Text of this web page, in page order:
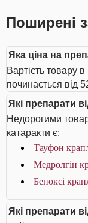
Поширені
Яка ціна на
Вартість товару
починається від
Які препарати
Недорогими
катаракти є:
Тауфон
Медролгін
Беноксі
Які препарати